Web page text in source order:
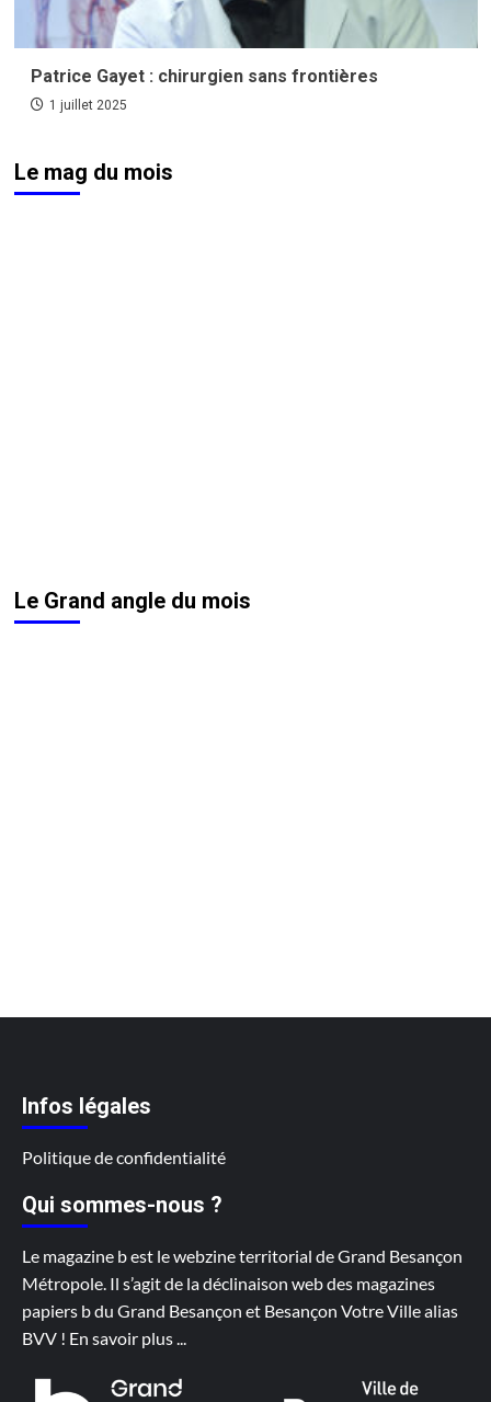
Patrice Gayet : chirurgien sans frontières
1 juillet 2025
Le mag du mois
Le Grand angle du mois
Infos légales
Politique de confidentialité
Qui sommes-nous ?
Le magazine b est le webzine territorial de Grand Besançon
Métropole. Il s’agit de la déclinaison web des magazines
papiers b du Grand Besançon et Besançon Votre Ville alias
BVV ! En savoir plus...